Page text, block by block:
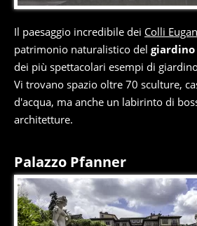
Il paesaggio incredibile dei Colli
patrimonio naturalistico del giardino
dei più spettacolari esempi di
Vi trovano spazio oltre 70 sculture,
d'acqua, ma anche un labirinto di
architetture.
Palazzo Pfanner